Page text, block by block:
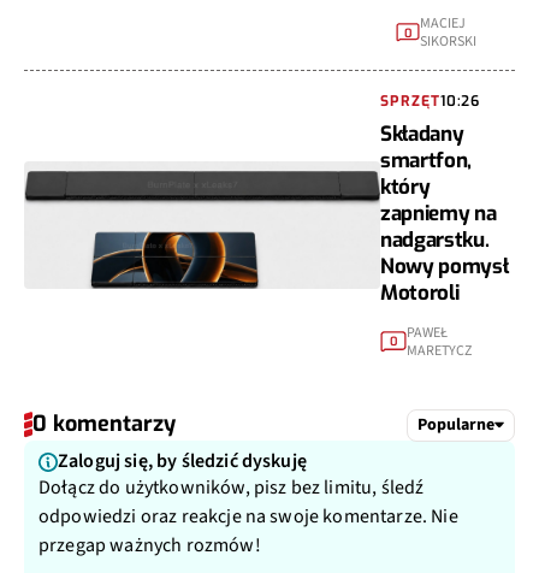
0
MACIEJ
SIKORSKI
SPRZĘT10:26
Składany
smartfon,
który
zapniemy na
nadgarstku.
Nowy pomysł
Motoroli
0
PAWEŁ
MARETYCZ
0 komentarzy Popularne
Zaloguj się, by śledzić dyskuję
Dołącz do użytkowników, pisz bez limitu, śledź
odpowiedzi oraz reakcje na swoje komentarze. Nie
przegap ważnych rozmów!